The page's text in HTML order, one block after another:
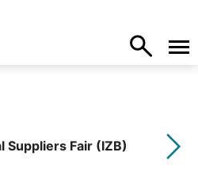
Suppliers Fair (IZB)